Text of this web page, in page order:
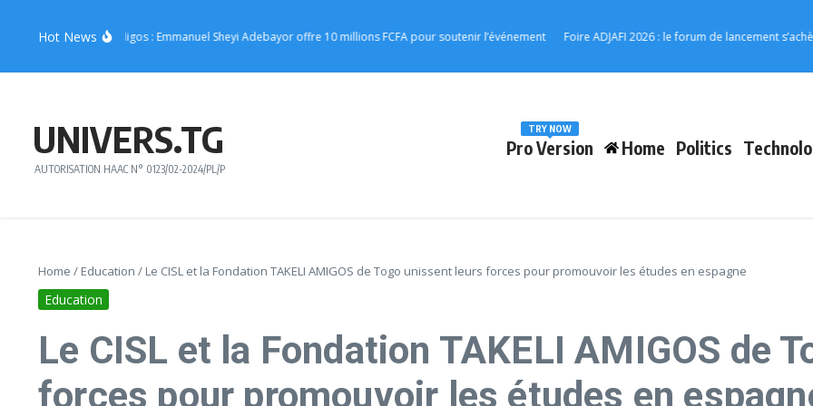
Hot News
Migos : Emmanuel Sheyi Adebayor offre 10 millions FCFA pour soutenir l’événement Foire ADJAFI 2026 : le forum de lancement s’achève à
UNIVERS.TG
AUTORISATION HAAC N° 0123/02-2024/PL/P
Pro Version
TRY NOW
Home Politics
Home / Education / Le CISL et la Fondation TAKELI AMIGOS de Togo unissent leurs forces pour promouvoir les études en espagne
Education
Le CISL et la Fondation TAKELI AMIGOS de
forces pour promouvoir les études en